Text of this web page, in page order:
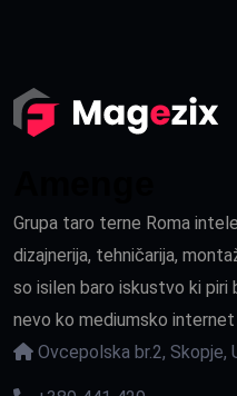
Grupa taro terne Roma
dizajnerija, tehničarija,
so isilen baro iskustvo ki
nevo ko mediumsko
Ovcepolska br.2, Skopje,